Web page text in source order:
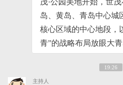
茂·公园美地开始，世
岛、黄岛、青岛中心城
核心区域的中心地段，
青”的战略布局放眼大青
19:26
主持人